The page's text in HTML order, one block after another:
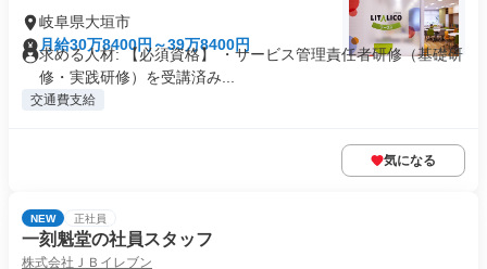
岐阜県大垣市
月給30万8400円～39万8400円
求める人材: 【必須資格】 ・サービス管理責任者研修（基礎研
修・実践研修）を受講済み...
交通費支給
気になる
NEW 正社員
一刻魁堂の社員スタッフ
株式会社ＪＢイレブン